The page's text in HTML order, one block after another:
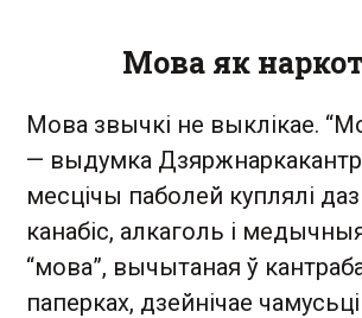
Мова як
Мова звычкі не выклікае.
— выдумка
месцічы паболей куплялі
канабіс, алкаголь і
“мова”, вычытаная ў
паперках, дзейнічае